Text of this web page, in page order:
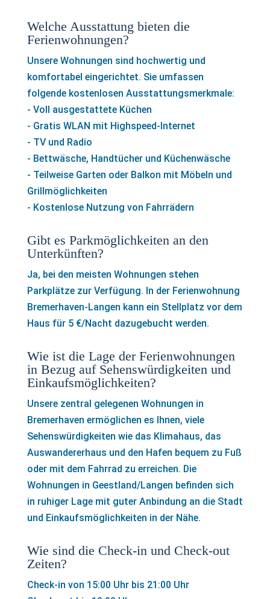
Welche Ausstattung bieten die
Ferienwohnungen?
Unsere Wohnungen sind hochwertig und
komfortabel eingerichtet. Sie umfassen
folgende kostenlosen Ausstattungsmerkmale:
- Voll ausgestattete Küchen
- Gratis WLAN mit Highspeed-Internet
- TV und Radio
- Bettwäsche, Handtücher und Küchenwäsche
- Teilweise Garten oder Balkon mit Möbeln und
Grillmöglichkeiten
- Kostenlose Nutzung von Fahrrädern
Gibt es Parkmöglichkeiten an den
Unterkünften?
Ja, bei den meisten Wohnungen stehen
Parkplätze zur Verfügung. In der Ferienwohnung
Bremerhaven-Langen kann ein Stellplatz vor dem
Haus für 5 €/Nacht dazugebucht werden.
Wie ist die Lage der Ferienwohnungen
in Bezug auf Sehenswürdigkeiten und
Einkaufsmöglichkeiten?
Unsere zentral gelegenen Wohnungen in
Bremerhaven ermöglichen es Ihnen, viele
Sehenswürdigkeiten wie das Klimahaus, das
Auswandererhaus und den Hafen bequem zu Fuß
oder mit dem Fahrrad zu erreichen. Die
Wohnungen in Geestland/Langen befinden sich
in ruhiger Lage mit guter Anbindung an die Stadt
und Einkaufsmöglichkeiten in der Nähe.
Wie sind die Check-in und Check-out
Zeiten?
Check-in von 15:00 Uhr bis 21:00 Uhr